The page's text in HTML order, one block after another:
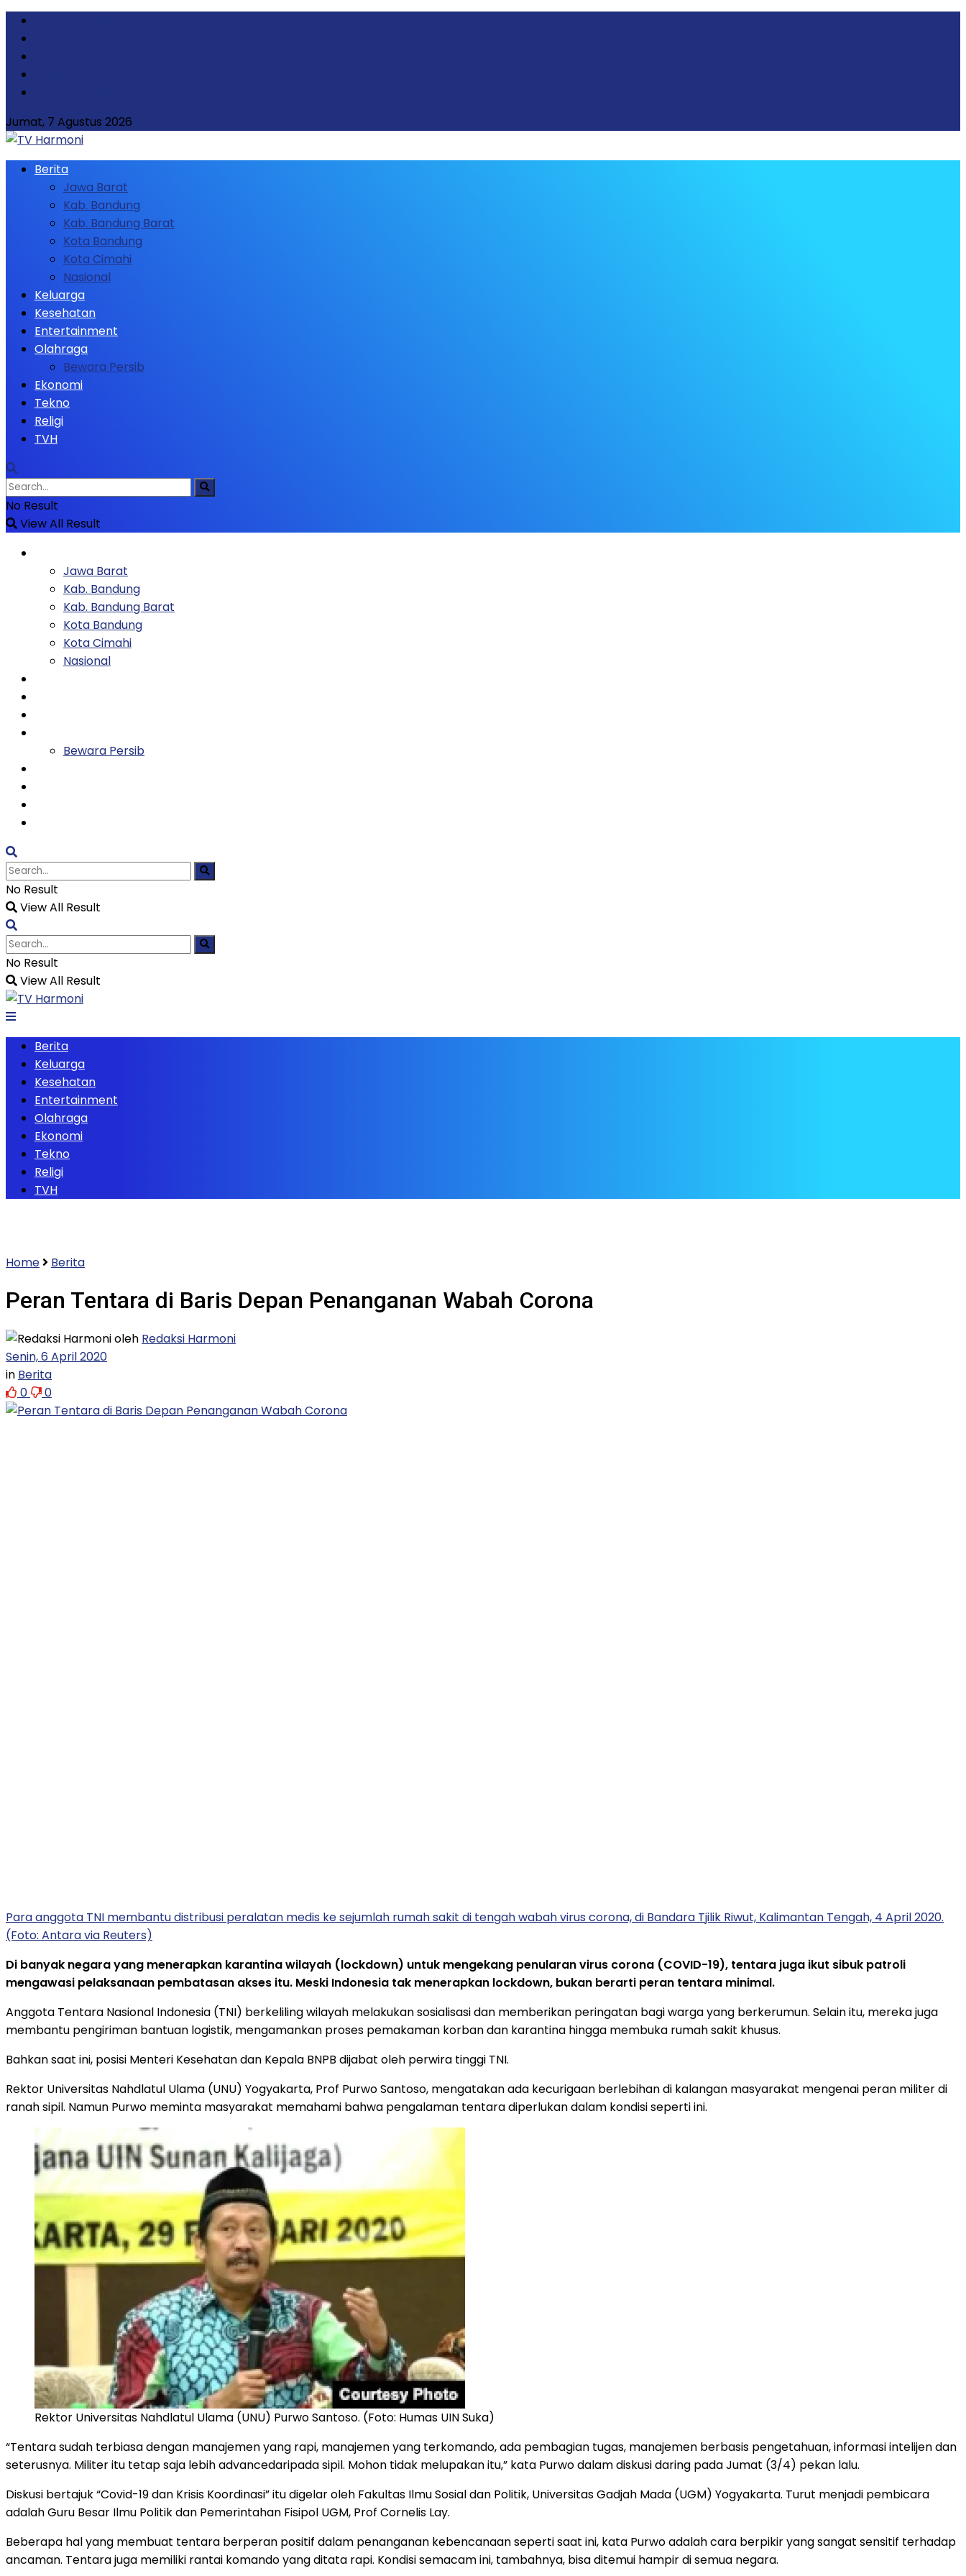
Jumat, 7 Agustus 2026
Berita
Jawa Barat
Kab. Bandung
Kab. Bandung Barat
Kota Bandung
Kota Cimahi
Nasional
Keluarga
Kesehatan
Entertainment
Olahraga
Bewara Persib
Ekonomi
Tekno
Religi
TVH
No Result
View All Result
Jawa Barat
Kab. Bandung
Kab. Bandung Barat
Kota Bandung
Kota Cimahi
Nasional
Bewara Persib
No Result
View All Result
No Result
View All Result
Berita
Keluarga
Kesehatan
Entertainment
Olahraga
Ekonomi
Tekno
Religi
TVH
Home Berita
Peran Tentara di Baris Depan Penanganan Wabah Corona
oleh Redaksi Harmoni
Senin, 6 April 2020
in Berita
0
0
Para anggota TNI membantu distribusi peralatan medis ke sejumlah rumah sakit di tengah wabah virus corona, di Bandara Tjilik Riwut, Kalimantan Tengah, 4 April 2020.
(Foto: Antara via Reuters)
Di banyak negara yang menerapkan karantina wilayah (lockdown) untuk mengekang penularan virus corona (COVID-19), tentara juga ikut sibuk patroli
mengawasi pelaksanaan pembatasan akses itu. Meski Indonesia tak menerapkan lockdown, bukan berarti peran tentara minimal.
Anggota Tentara Nasional Indonesia (TNI) berkeliling wilayah melakukan sosialisasi dan memberikan peringatan bagi warga yang berkerumun. Selain itu, mereka juga
membantu pengiriman bantuan logistik, mengamankan proses pemakaman korban dan karantina hingga membuka rumah sakit khusus.
Bahkan saat ini, posisi Menteri Kesehatan dan Kepala BNPB dijabat oleh perwira tinggi TNI.
Rektor Universitas Nahdlatul Ulama (UNU) Yogyakarta, Prof Purwo Santoso, mengatakan ada kecurigaan berlebihan di kalangan masyarakat mengenai peran militer di
ranah sipil. Namun Purwo meminta masyarakat memahami bahwa pengalaman tentara diperlukan dalam kondisi seperti ini.
Rektor Universitas Nahdlatul Ulama (UNU) Purwo Santoso. (Foto: Humas UIN Suka)
“Tentara sudah terbiasa dengan manajemen yang rapi, manajemen yang terkomando, ada pembagian tugas, manajemen berbasis pengetahuan, informasi intelijen dan
seterusnya. Militer itu tetap saja lebih advancedaripada sipil. Mohon tidak melupakan itu,” kata Purwo dalam diskusi daring pada Jumat (3/4) pekan lalu.
Diskusi bertajuk “Covid-19 dan Krisis Koordinasi” itu digelar oleh Fakultas Ilmu Sosial dan Politik, Universitas Gadjah Mada (UGM) Yogyakarta. Turut menjadi pembicara
adalah Guru Besar Ilmu Politik dan Pemerintahan Fisipol UGM, Prof Cornelis Lay.
Beberapa hal yang membuat tentara berperan positif dalam penanganan kebencanaan seperti saat ini, kata Purwo adalah cara berpikir yang sangat sensitif terhadap
ancaman. Tentara juga memiliki rantai komando yang ditata rapi. Kondisi semacam ini, tambahnya, bisa ditemui hampir di semua negara.